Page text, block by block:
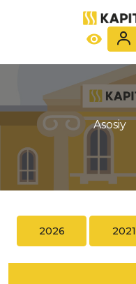
Asosiy
2026 2021